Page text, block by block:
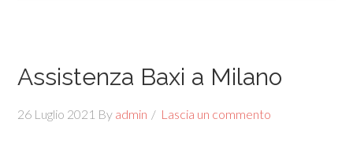
Assistenza Baxi a Milano
26 Luglio 2021 By admin Lascia un commento